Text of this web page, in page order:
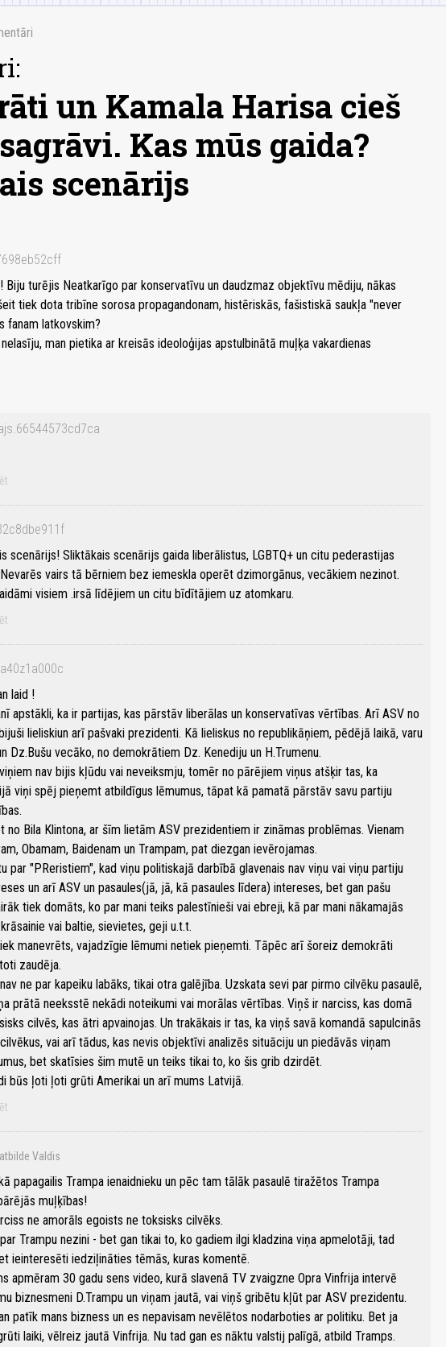
un Kamala Harisa cieš
Kas mūs gaida?
scenārijs
Biju turējis Neatkarīgo par konservatīvu un daudzmaz objektīvu mēdiju, nākas
tiek dota tribīne sorosa propagandonam, histēriskās, fašistiskā saukļa "never
fanam latkovskim?
man pietika ar kreisās ideoloģijas apstulbinātā muļķa vakardienas
scenārijs! Sliktākais scenārijs gaida liberālistus, LGBTQ+ un citu pederastijas
vairs tā bērniem bez iemeskla operēt dzimorgānus, vecākiem nezinot.
visiem .irsā līdējiem un citu bīdītājiem uz atomkaru.
laid !
apstākli, ka ir partijas, kas pārstāv liberālas un konservatīvas vērtības. Arī ASV no
lieliskiun arī pašvaki prezidenti. Kā lieliskus no republikāņiem, pēdējā laikā, varu
Dz.Bušu vecāko, no demokrātiem Dz. Kenediju un H.Trumenu.
nav bijis kļūdu vai neveiksmju, tomēr no pārējiem viņus atšķir tas, ka
viņi spēj pieņemt atbildīgus lēmumus, tāpat kā pamatā pārstāv savu partiju
no Bila Klintona, ar šīm lietām ASV prezidentiem ir zināmas problēmas. Vienam
Obamam, Baidenam un Trampam, pat diezgan ievērojamas.
par "PReristiem", kad viņu politiskajā darbībā glavenais nav viņu vai viņu partiju
un arī ASV un pasaules(jā, jā, kā pasaules līdera) intereses, bet gan pašu
tiek domāts, ko par mani teiks palestīnieši vai ebreji, kā par mani nākamajās
vai baltie, sievietes, geji u.t.t.
manevrēts, vajadzīgie lēmumi netiek pieņemti. Tāpēc arī šoreiz demokrāti
zaudēja.
ne par kapeiku labāks, tikai otra galējība. Uzskata sevi par pirmo cilvēku pasaulē,
prātā neeksstē nekādi noteikumi vai morālas vērtības. Viņš ir narciss, kas domā
cilvēs, kas ātri apvainojas. Un trakākais ir tas, ka viņš savā komandā sapulcinās
vai arī tādus, kas nevis objektīvi analizēs situāciju un piedāvās viņam
bet skatīsies šim mutē un teiks tikai to, ko šis grib dzirdēt.
būs ļoti ļoti grūti Amerikai un arī mums Latvijā.
atbilde Valdis
papagailis Trampa ienaidnieku un pēc tam tālāk pasaulē tiražētos Trampa
muļķības!
ne amorāls egoists ne toksisks cilvēks.
Trampu nezini - bet gan tikai to, ko gadiem ilgi kladzina viņa apmelotāji, tad
ieinteresēti iedziļināties tēmās, kuras komentē.
apmēram 30 gadu sens video, kurā slavenā TV zvaigzne Opra Vinfrija intervē
biznesmeni D.Trampu un viņam jautā, vai viņš gribētu kļūt par ASV prezidentu.
patīk mans bizness un es nepavisam nevēlētos nodarboties ar politiku. Bet ja
laiki, vēlreiz jautā Vinfrija. Nu tad gan es nāktu valstij palīgā, atbild Tramps.